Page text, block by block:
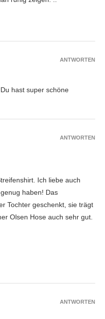
hast super schöne
ANTWORTEN
Ich liebe auch
haben! Das
Tochter geschenkt, sie trägt
Olsen Hose auch sehr gut.
ANTWORTEN
ANTWORTEN